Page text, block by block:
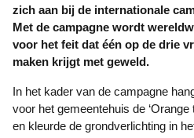
zich aan bij de internationale
Met de campagne wordt
voor het feit dat één op de drie
maken krijgt met geweld.
In het kader van de campagne hangt sinds maandagochtend
voor het gemeentehuis de
en kleurde de grondverlichting in